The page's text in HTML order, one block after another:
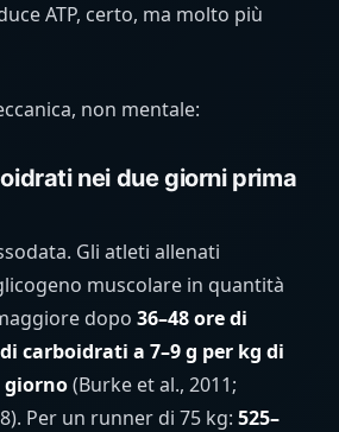
ATP, certo, ma molto più
non mentale:
nei due giorni prima
Gli atleti allenati
muscolare in quantità
dopo 36–48 ore di
carboidrati a 7–9 g per kg di
giorno(Burke et al., 2011;
Per un runner di 75 kg: 525–